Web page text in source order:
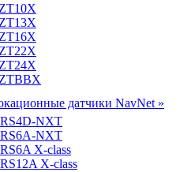
датчики NavNet »
NXT
NXT
X-class
X-class